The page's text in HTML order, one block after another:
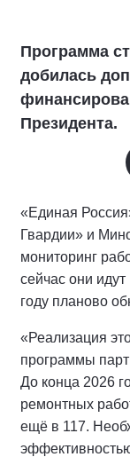
Программа
добилась
Президента.
«Единая
Гвардии» и
мониторинг
сейчас они
году планово
«Реализация
программы
До конца 2026
ремонтных
ещё в 117.